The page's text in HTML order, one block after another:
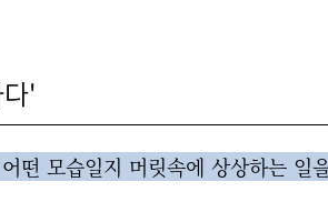
'
떤 모습일지 머릿속에 상상하는 일